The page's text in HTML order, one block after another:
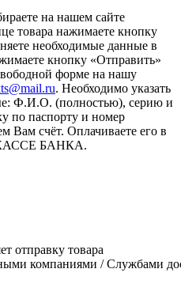
на нашем сайте
товара нажимаете кнопку
необходимые данные в
кнопку «Отправить»
форме на нашу
. Необходимо указать
Ф.И.О. (полностью), серию и
по паспорту и номер
Вам счёт. Оплачиваете его в
КАССЕ БАНКА.
отправку товара
компаниями / Службами